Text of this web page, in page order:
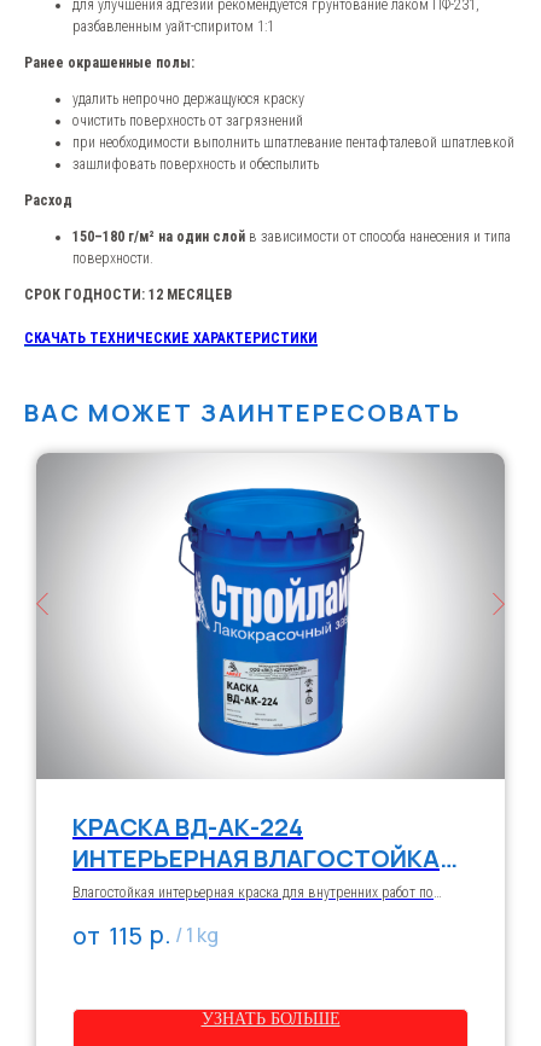
для улучшения адгезии рекомендуется грунтование лаком ПФ-231,
разбавленным уайт-спиритом 1:1
Ранее окрашенные полы:
удалить непрочно держащуюся краску
очистить поверхность от загрязнений
при необходимости выполнить шпатлевание пентафталевой шпатлевкой
зашлифовать поверхность и обеспылить
Расход
150–180 г/м² на один слой в зависимости от способа нанесения и типа
поверхности.
СРОК ГОДНОСТИ: 12 МЕСЯЦЕВ
СКАЧАТЬ ТЕХНИЧЕСКИЕ ХАРАКТЕРИСТИКИ
ВАС МОЖЕТ ЗАИНТЕРЕСОВАТЬ
КРАСКА ВД-АК-224
ИНТЕРЬЕРНАЯ ВЛАГОСТОЙКАЯ
«СТРОЙЛАЙН»
Влагостойкая интерьерная краска для внутренних работ по
повышенной влажностью (кухни, ванные, санузлы). Допускается
очистка бытовой химией.
115 р. /1 kg
УЗНАТЬ БОЛЬШЕ
ФОРМА ОБРАТНОЙ
СВЯЗИ